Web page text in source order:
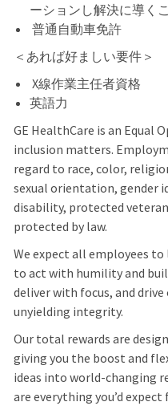
ーションし解決に導く
普通自動車免許
＜あれば好ましい要件＞
X線作業主任者資格
英語力
GE HealthCare is an Equal
inclusion matters.
regard to race, color,
sexual orientation, gender
disability, protected
protected by law.
We expect all employees
to act with humility and
deliver with focus, and
unyielding integrity.
Our total rewards are
giving you the boost and
ideas into world-changing
are everything you’d